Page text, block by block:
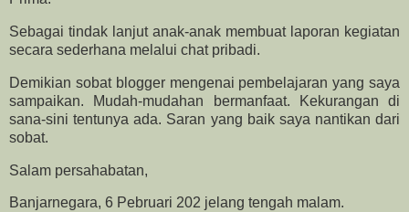
Sebagai tindak lanjut anak-anak membuat laporan kegiatan
secara sederhana melalui chat pribadi.
Demikian sobat blogger mengenai pembelajaran yang saya
sampaikan. Mudah-mudahan bermanfaat. Kekurangan di
sana-sini tentunya ada. Saran yang baik saya nantikan dari
sobat.
Salam persahabatan,
Banjarnegara, 6 Pebruari 202 jelang tengah malam.